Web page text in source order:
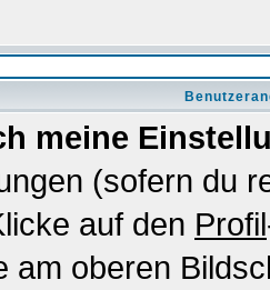
meine
(sofern du
auf den Profil
am oberen